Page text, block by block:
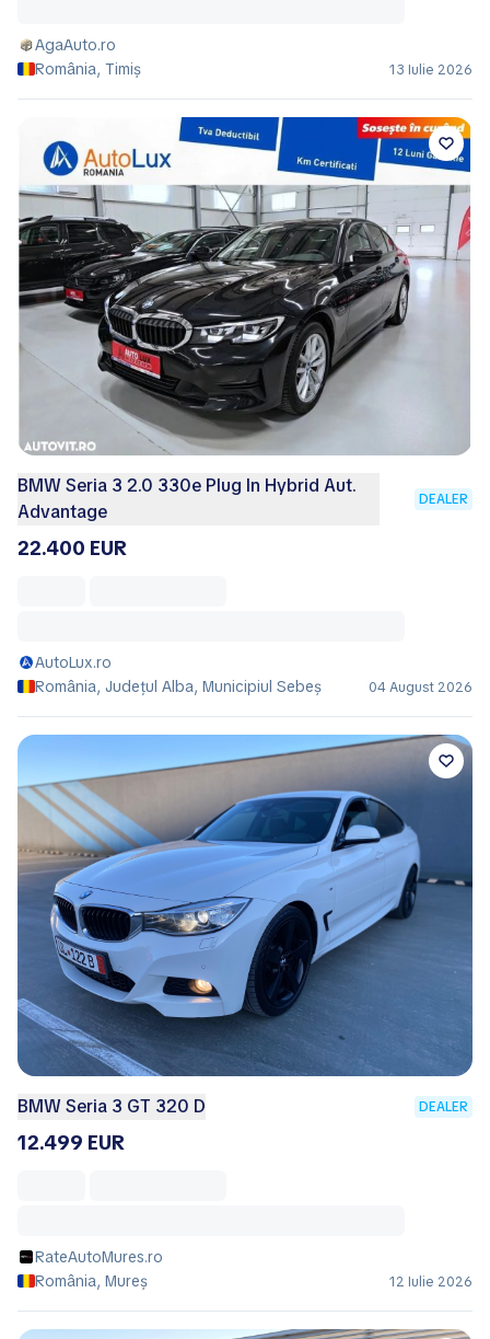
AgaAuto.ro
România, Timiș
13 Iulie 2026
BMW Seria 3 2.0 330e Plug In Hybrid Aut.
Advantage
DEALER
22.400 EUR
AutoLux.ro
România, Județul Alba, Municipiul Sebeş
04 August 2026
BMW Seria 3 GT 320 D DEALER
12.499 EUR
RateAutoMures.ro
România, Mureș
12 Iulie 2026